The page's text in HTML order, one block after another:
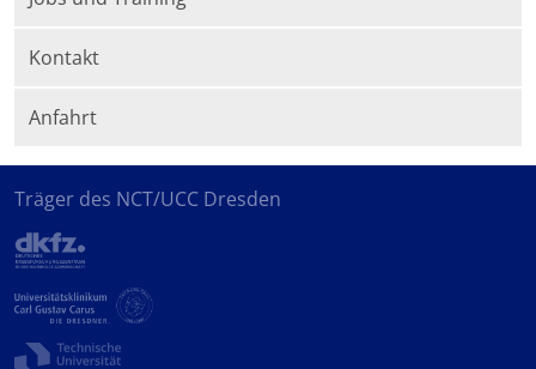
Kontakt
Anfahrt
Träger des NCT/UCC Dresden